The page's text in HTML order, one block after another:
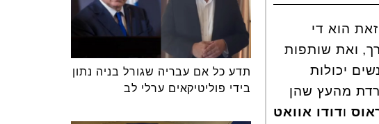
הוא די
ואת שותפות
יכולות
מהעץ שהן
ודודו אוואט
תדע כל אם עבריה שגורל בניה נתון
בידי פוליטיקאים ערלי לב